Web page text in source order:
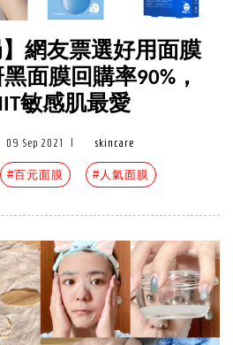
】網友票選好用面膜
面膜回購率90%，
敏感肌最愛
09 Sep 2021 skincare
#百元面膜 #人氣面膜